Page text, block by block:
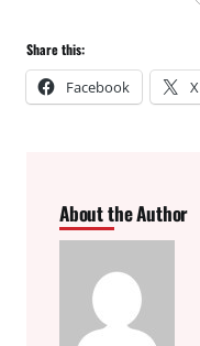
Share this:
Facebook X
About the Author